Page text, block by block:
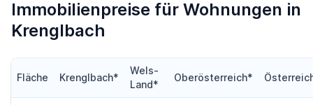
Immobilienpreise für Wohnungen in
Krenglbach
Fläche Krenglbach*
Wels-
Land*
Oberösterreich*